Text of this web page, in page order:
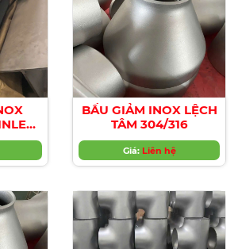
BẦU GIẢM INOX LỆCH
TÂM 304/316
Giá: Liên hệ